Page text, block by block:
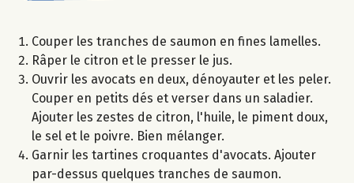
Couper les tranches de saumon en fines lamelles.
Râper le citron et le presser le jus.
Ouvrir les avocats en deux, dénoyauter et les peler.
Couper en petits dés et verser dans un saladier.
Ajouter les zestes de citron, l'huile, le piment doux,
le sel et le poivre. Bien mélanger.
Garnir les tartines croquantes d'avocats. Ajouter
par-dessus quelques tranches de saumon.